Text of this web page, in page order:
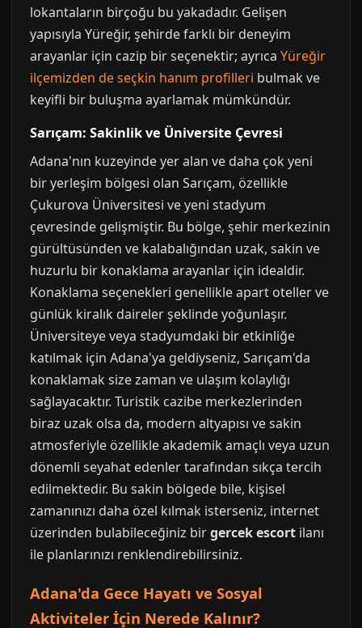
lokantaların birçoğu bu yakadadır. Gelişen
yapısıyla Yüreğir, şehirde farklı bir deneyim
arayanlar için cazip bir seçenektir; ayrıca Yüreğir
ilçemizden de seçkin hanım profilleri bulmak ve
keyifli bir buluşma ayarlamak mümkündür.
Sarıçam: Sakinlik ve Üniversite Çevresi
Adana'nın kuzeyinde yer alan ve daha çok yeni
bir yerleşim bölgesi olan Sarıçam, özellikle
Çukurova Üniversitesi ve yeni stadyum
çevresinde gelişmiştir. Bu bölge, şehir merkezinin
gürültüsünden ve kalabalığından uzak, sakin ve
huzurlu bir konaklama arayanlar için idealdir.
Konaklama seçenekleri genellikle apart oteller ve
günlük kiralık daireler şeklinde yoğunlaşır.
Üniversiteye veya stadyumdaki bir etkinliğe
katılmak için Adana'ya geldiyseniz, Sarıçam'da
konaklamak size zaman ve ulaşım kolaylığı
sağlayacaktır. Turistik cazibe merkezlerinden
biraz uzak olsa da, modern altyapısı ve sakin
atmosferiyle özellikle akademik amaçlı veya uzun
dönemli seyahat edenler tarafından sıkça tercih
edilmektedir. Bu sakin bölgede bile, kişisel
zamanınızı daha özel kılmak isterseniz, internet
üzerinden bulabileceğiniz birgercek escort ilanı
ile planlarınızı renklendirebilirsiniz.
Adana'da Gece Hayatı ve Sosyal
Aktiviteler İçin Nerede Kalınır?